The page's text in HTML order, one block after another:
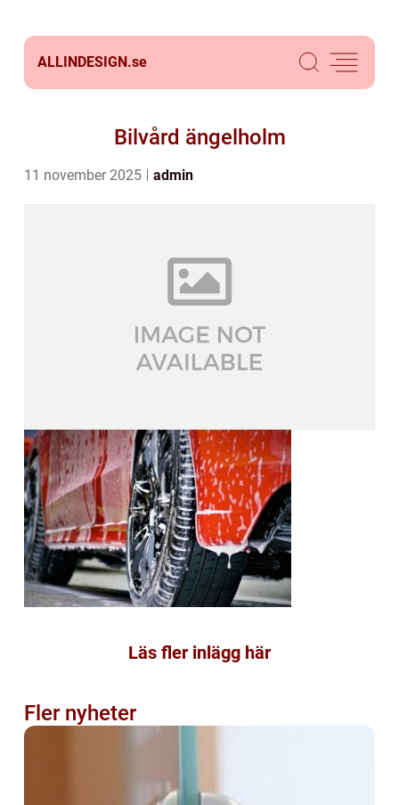
ALLINDESIGN.se
Bilvård ängelholm
11 november 2025 admin
Läs fler inlägg här
Fler nyheter